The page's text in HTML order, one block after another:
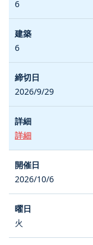
6
6
2026/9/29
詳細
2026/10/6
火